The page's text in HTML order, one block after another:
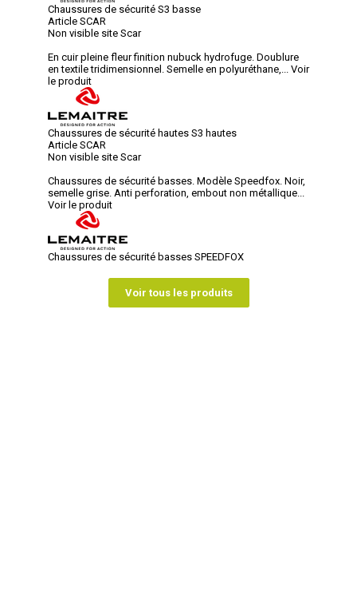
Chaussures de sécurité S3 basse
Article SCAR
Non visible site Scar
En cuir pleine fleur finition nubuck hydrofuge. Doublure
en textile tridimensionnel. Semelle en polyuréthane,...
Voir
le produit
Chaussures de sécurité hautes S3 hautes
Article SCAR
Non visible site Scar
Chaussures de sécurité basses. Modèle Speedfox. Noir,
semelle grise. Anti perforation, embout non métallique...
Voir le produit
Chaussures de sécurité basses SPEEDFOX
Voir tous les produits